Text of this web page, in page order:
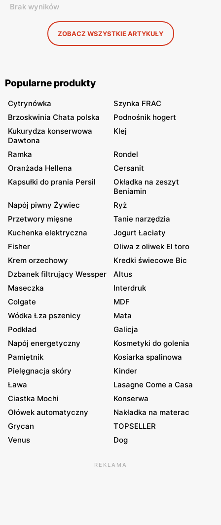
Brak wyników
ZOBACZ WSZYSTKIE ARTYKUŁY
Popularne produkty
Cytrynówka
Szynka FRAC
Brzoskwinia Chata polska
Podnośnik hogert
Kukurydza konserwowa
Dawtona
Klej
Ramka
Rondel
Oranżada Hellena
Cersanit
Kapsułki do prania Persil
Okładka na zeszyt
Beniamin
Napój piwny Żywiec
Ryż
Przetwory mięsne
Tanie narzędzia
Kuchenka elektryczna
Jogurt Łaciaty
Fisher
Oliwa z oliwek El toro
Krem orzechowy
Kredki świecowe Bic
Dzbanek filtrujący Wessper
Altus
Maseczka
Interdruk
Colgate
MDF
Wódka Łza pszenicy
Mata
Podkład
Galicja
Napój energetyczny
Kosmetyki do golenia
Pamiętnik
Kosiarka spalinowa
Pielęgnacja skóry
Kinder
Ława
Lasagne Come a Casa
Ciastka Mochi
Konserwa
Ołówek automatyczny
Nakładka na materac
Grycan
TOPSELLER
Venus
Dog
REKLAMA